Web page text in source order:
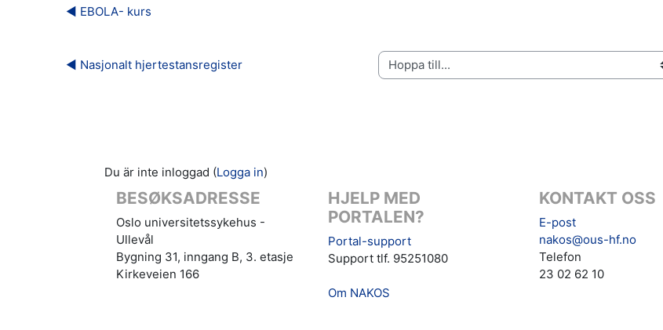
◀︎ EBOLA- kurs
◀︎ Nasjonalt hjertestansregister Hoppa till...
Du är inte inloggad (Logga in)
BESØKSADRESSE
Oslo universitetssykehus -
Ullevål
Bygning 31, inngang B, 3. etasje
Kirkeveien 166
HJELP MED
PORTALEN?
Portal-support
Support tlf. 95251080
Om NAKOS
KONTAKT OSS
E-post
nakos@ous-hf.no
Telefon
23 02 62 10